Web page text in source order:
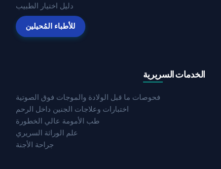
دليل اختيار الطبيب
للأطباء المُحيلين
الخدمات السريرية
فحوصات ما قبل الولادة والموجات فوق الصوتية
اختبارات وعلاجات الجنين داخل الرحم
طب الأمومة عالي الخطورة
علم الوراثة السريري
جراحة الأجنة